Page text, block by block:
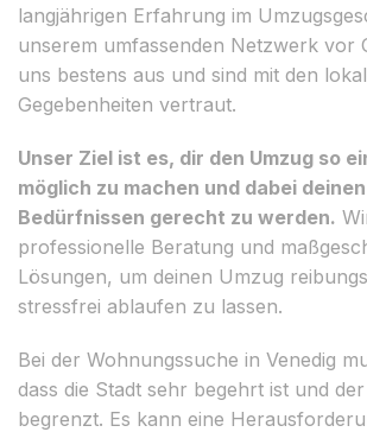
langjährigen Erfahrung im
unserem umfassenden Netzwerk vor
uns bestens aus und sind mit den
Gegebenheiten vertraut.
Unser Ziel ist es, dir den Umzug so
möglich zu machen und dabei
Bedürfnissen gerecht zu werden.
professionelle Beratung und
Lösungen, um deinen Umzug
stressfrei ablaufen zu lassen.
Bei der Wohnungssuche in Venedig
dass die Stadt sehr begehrt ist und
begrenzt. Es kann eine